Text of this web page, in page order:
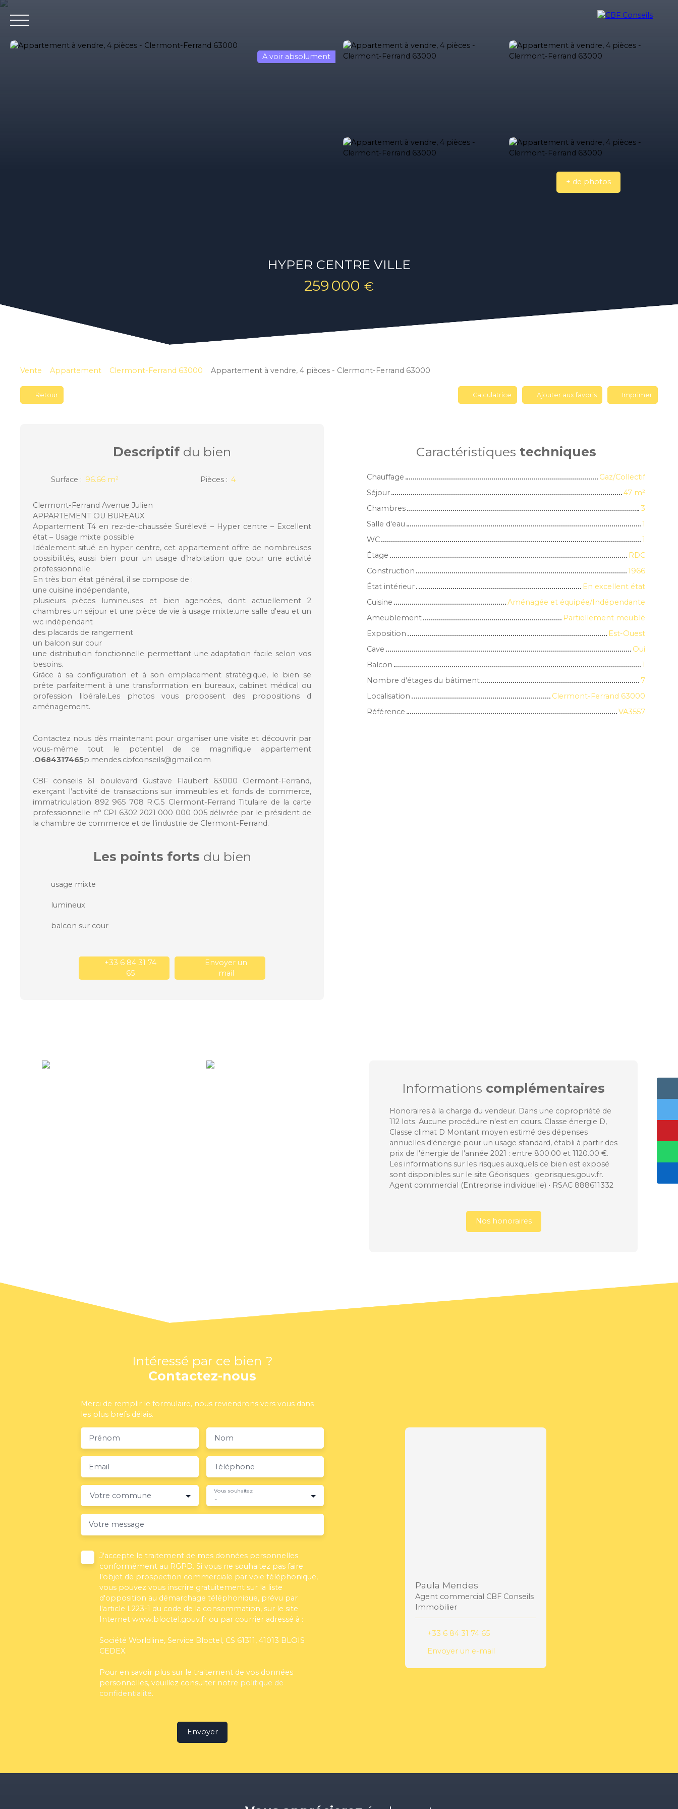
A voir absolument
+ de photos
HYPER CENTRE VILLE
259 000 €
Vente Appartement Clermont-Ferrand 63000 Appartement à vendre, 4 pièces - Clermont-Ferrand 63000
Retour Calculatrice Ajouter aux favoris Imprimer
Descriptifdu bien
Surface : 96.66 m² Pièces : 4
Clermont-Ferrand Avenue Julien
APPARTEMENT OU BUREAUX
Appartement T4 en rez-de-chaussée Surélevé – Hyper centre – Excellent
état – Usage mixte possible
Idéalement situé en hyper centre, cet appartement offre de nombreuses
possibilités, aussi bien pour un usage d’habitation que pour une activité
professionnelle.
En très bon état général, il se compose de :
une cuisine indépendante,
plusieurs pièces lumineuses et bien agencées, dont actuellement 2
chambres un séjour et une pièce de vie à usage mixte.une salle d'eau et un
wc indépendant
des placards de rangement
un balcon sur cour
une distribution fonctionnelle permettant une adaptation facile selon vos
besoins.
Grâce à sa configuration et à son emplacement stratégique, le bien se
prête parfaitement à une transformation en bureaux, cabinet médical ou
profession libérale.Les photos vous proposent des propositions d
aménagement.
Contactez nous dès maintenant pour organiser une visite et découvrir par
vous-même tout le potentiel de ce magnifique appartement
.O684317465p.mendes.cbfconseils@gmail.com
CBF conseils 61 boulevard Gustave Flaubert 63000 Clermont-Ferrand,
exerçant l’activité de transactions sur immeubles et fonds de commerce,
immatriculation 892 965 708 R.C.S Clermont-Ferrand Titulaire de la carte
professionnelle n° CPI 6302 2021 000 000 005 délivrée par le président de
la chambre de commerce et de l’industrie de Clermont-Ferrand.
Les points forts du bien
usage mixte
lumineux
balcon sur cour
+33 6 84 31 74
65
Envoyer un
mail
Caractéristiques techniques
Chauffage
Gaz/Collectif
Séjour
47 m²
Chambres
3
Salle d'eau
1
WC
1
Étage
RDC
Construction
1966
État intérieur
En excellent état
Cuisine
Aménagée et équipée/Indépendante
Ameublement
Partiellement meublé
Exposition
Est-Ouest
Cave
Oui
Balcon
1
Nombre d'étages du bâtiment
7
Localisation
Clermont-Ferrand 63000
Référence
VA3557
Informations complémentaires
Honoraires à la charge du vendeur. Dans une copropriété de
112 lots. Aucune procédure n'est en cours. Classe énergie D,
Classe climat D Montant moyen estimé des dépenses
annuelles d'énergie pour un usage standard, établi à partir des
prix de l'énergie de l'année 2021 : entre 800.00 et 1120.00 €.
Les informations sur les risques auxquels ce bien est exposé
sont disponibles sur le site Géorisques : georisques.gouv.fr.
Agent commercial (Entreprise individuelle) • RSAC 888611332
Nos honoraires
Intéressé par ce bien ?
Contactez-nous
Merci de remplir le formulaire, nous reviendrons vers vous dans
les plus brefs délais.
Prénom Nom
Email Téléphone
Votre commune -
Vous souhaitez
Votre message
J'accepte le traitement de mes données personnelles
conformément au RGPD. Si vous ne souhaitez pas faire
l'objet de prospection commerciale par voie téléphonique,
vous pouvez vous inscrire gratuitement sur la liste
d'opposition au démarchage téléphonique, prévu par
l'article L223-1 du code de la consommation, sur le site
Internet www.bloctel.gouv.fr ou par courrier adressé à :
Société Worldline, Service Bloctel, CS 61311, 41013 BLOIS
CEDEX.
Pour en savoir plus sur le traitement de vos données
personnelles, veuillez consulter notre politique de
confidentialité.
Envoyer
Paula Mendes
Agent commercial CBF Conseils
Immobilier
+33 6 84 31 74 65
Envoyer un e-mail